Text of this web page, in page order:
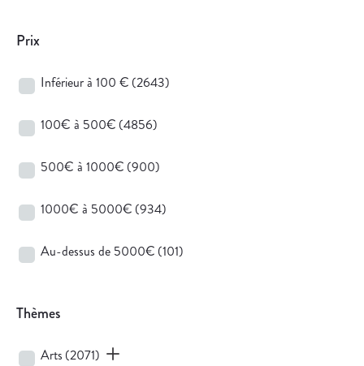
Prix
Inférieur à 100 € (2643)
100€ à 500€ (4856)
500€ à 1000€ (900)
1000€ à 5000€ (934)
Au-dessus de 5000€ (101)
Thèmes
Arts (2071)